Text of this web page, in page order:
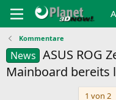
Kommentare
News ASUS ROG
Mainboard bereits
1 von 2